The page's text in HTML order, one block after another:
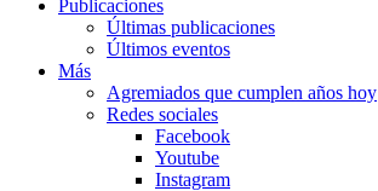
Publicaciones
Últimas publicaciones
Últimos eventos
Más
Agremiados que cumplen años hoy
Redes sociales
Facebook
Youtube
Instagram